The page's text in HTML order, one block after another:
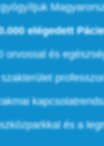
elégedett
orvossal és
és a